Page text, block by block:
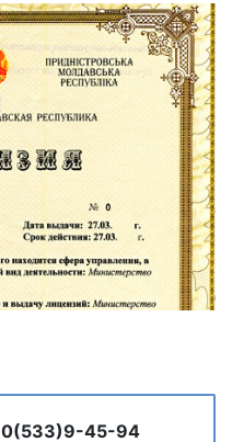
0(533)9-45-94